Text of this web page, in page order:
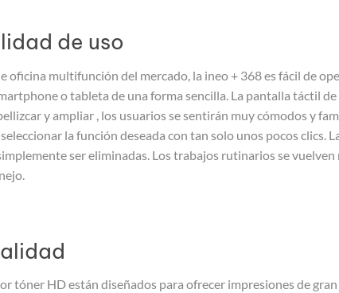
de uso
oficina multifunción del mercado, la ineo + 368 es fácil de
o tableta de una forma sencilla. La pantalla táctil
y ampliar , los usuarios se sentirán muy cómodos y
la función deseada con tan solo unos pocos clics.
ser eliminadas. Los trabajos rutinarios se
tóner HD están diseñados para ofrecer impresiones de